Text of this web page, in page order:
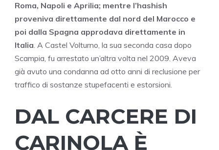
Roma, Napoli e Aprilia; mentre l’hashish
proveniva direttamente dal nord del Marocco e
poi dalla Spagna approdava direttamente in
Italia. A Castel Volturno, la sua seconda casa dopo
Scampia, fu arrestato un’altra volta nel 2009. Aveva
già avuto una condanna ad otto anni di reclusione per
traffico di sostanze stupefacenti e estorsioni.
DAL CARCERE DI
CARINOLA È